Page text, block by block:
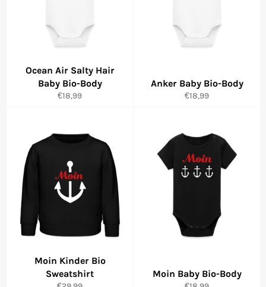
Ocean Air Salty Hair
Baby Bio-Body
Normaler
€18,99
Anker Baby Bio-Body
Normaler
€18,99
Moin Kinder Bio
Sweatshirt
Moin Baby Bio-Body